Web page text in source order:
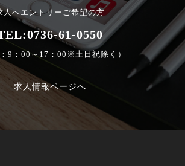
人へエントリーご希望の方
61-0550
9：00～17：00※土日祝除く）
求人情報ページへ